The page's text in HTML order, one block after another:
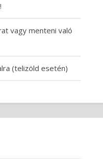
vagy menteni való
(telizöld esetén)